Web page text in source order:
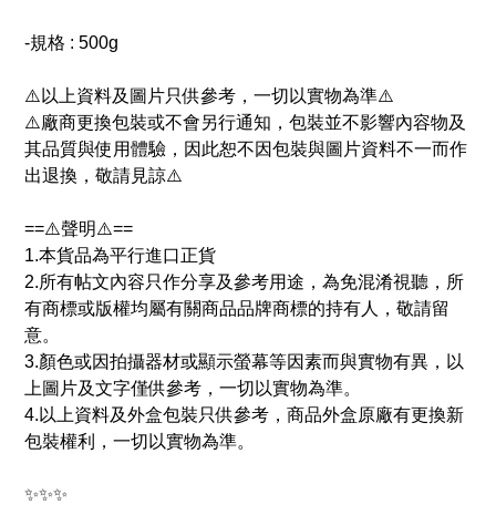
-規格 : 500g
⚠️以上資料及圖片只供參考，一切以實物為準⚠️
⚠️廠商更換包裝或不會另行通知，包裝並不影響內容物及
其品質與使用體驗，因此恕不因包裝與圖片資料不一而作
出退換，敬請見諒⚠️
==⚠️聲明⚠️==
1.本貨品為平行進口正貨
2.所有帖文內容只作分享及參考用途，為免混淆視聽，所
有商標或版權均屬有關商品品牌商標的持有人，敬請留
意。
3.顏色或因拍攝器材或顯示螢幕等因素而與實物有異，以
上圖片及文字僅供參考，一切以實物為準。
4.以上資料及外盒包裝只供參考，商品外盒原廠有更換新
包裝權利，一切以實物為準。
✨✨✨